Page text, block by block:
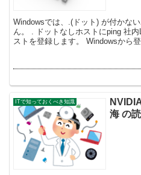
Windowsでは、.(ドット) が付かな
ん。 . ドットなしホストにping 社
ストを登録します。 Windowsから登録したホストにpingを打っても
ITで知っておくべき知識
海 の